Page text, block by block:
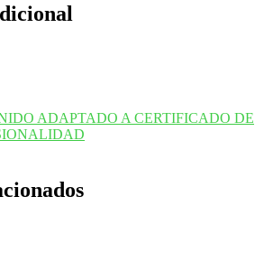
ADAPTADO A CERTIFICADO DE